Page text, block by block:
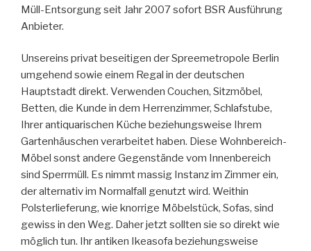
Müll-Entsorgung seit Jahr 2007 sofort BSR Ausführung
Anbieter.
Unsereins privat beseitigen der Spreemetropole Berlin
umgehend sowie einem Regal in der deutschen
Hauptstadt direkt. Verwenden Couchen, Sitzmöbel,
Betten, die Kunde in dem Herrenzimmer, Schlafstube,
Ihrer antiquarischen Küche beziehungsweise Ihrem
Gartenhäuschen verarbeitet haben. Diese Wohnbereich-
Möbel sonst andere Gegenstände vom Innenbereich
sind Sperrmüll. Es nimmt massig Instanz im Zimmer ein,
der alternativ im Normalfall genutzt wird. Weithin
Polsterlieferung, wie knorrige Möbelstück, Sofas, sind
gewiss in den Weg. Daher jetzt sollten sie so direkt wie
möglich tun. Ihr antiken Ikeasofa beziehungsweise